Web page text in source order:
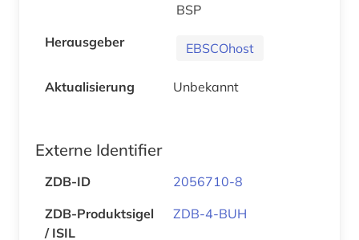
BSP
Herausgeber
EBSCOhost
Aktualisierung Unbekannt
Externe Identifier
ZDB-ID
2056710-8
ZDB-Produktsigel
/ ISIL
ZDB-4-BUH